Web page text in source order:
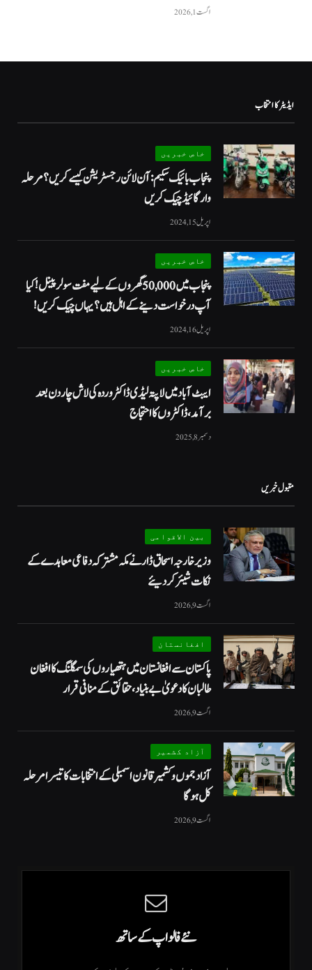
اگست 1, 2026
ایڈیٹر کا انتخاب
خاص خبریں
پنجاب بائیک سکیم: آن لائن رجسٹریشن کیسے کریں؟ مرحلہ
وار گائیڈ چیک کریں
اپریل 15, 2024
خاص خبریں
پنجاب میں 50,000 گھروں کے لیے مفت سولر پینل! کیا
آپ درخواست دینے کے اہل ہیں؟ یہاں چیک کریں!
اپریل 16, 2024
خاص خبریں
ایبٹ آباد میں لاپتہ لیڈی ڈاکٹر وردہ کی لاش چار دن بعد
برآمد، ڈاکٹروں کا احتجاج
دسمبر 8, 2025
مقبول خبریں
بین الاقوامی
وزیر خارجہ اسحاق ڈار نے مکہ مشترکہ دفاعی معاہدے کے
نکات شیئر کردیئے
اگست 9, 2026
افغانستان
پاکستان سے افغانستان میں ہتھیاروں کی سمگلنگ کا افغان
طالبان کا دعویٰ بے بنیاد، حقائق کے منافی قرار
اگست 9, 2026
آزاد کشمیر
آزاد جموں و کشمیر قانون اسمبلی کے انتخابات کا تیسرا مرحلہ
کل ہوگا
اگست 9, 2026
نئے فالو اپ کے ساتھ